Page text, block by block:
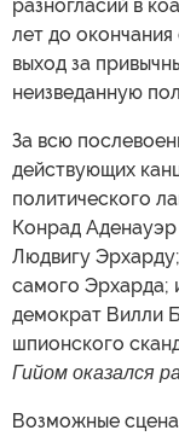
разногласий в
лет до
выход за
неизведанную
За всю
действующих
политического
Конрад Аденауэр
Людвигу
самого Эрхарда;
демократ Вилли
шпионского
Гийом оказался
Возможные